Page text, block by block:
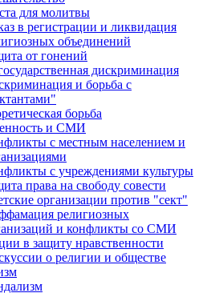
для молитвы
в регистрации и ликвидация
объединений
от гонений
дискриминация
и борьба с
борьба
и СМИ
с местным населением и
с учреждениями культуры
права на свободу совести
организации против "сект"
религиозных
и конфликты со СМИ
в защиту нравственности
о религии и обществе